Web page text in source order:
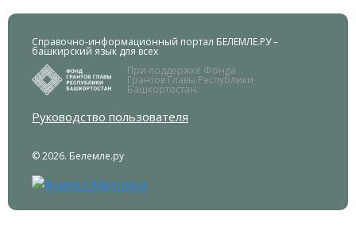
Справочно-информационный портал БЕЛЕМЛЕ.РУ –
башкирский язык для всех
При поддержке Фонда
Грантов Главы Республики
Башкортостан.
Руководство пользователя
© 2026. Белемле.ру